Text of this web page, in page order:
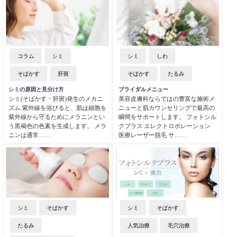
コラム シミ
そばかす 肝斑
シミの原因と見分け方
シミ(そばかす・肝斑)発生のメカニ
ズム 紫外線を浴びると、肌は細胞を
紫外線から守るためにメラニンとい
う黒褐色の色素を生成します。 メラ
ニンは通常……
シミ しわ
そばかす たるみ
ブライダルメニュー
美容皮膚科ならではの豊富な施術メ
ニューと肌カウンセリングで最高の
瞬間をサポートします。 フォトシル
クプラス エレクトロポレーション
医療レーザー脱毛 サ……
シミ そばかす
たるみ
シミ そばかす
人気治療 毛穴治療